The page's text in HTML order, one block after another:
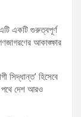
একটি গুরুত্বপূর্ণ
আকাঙ্ক্ষার
সিদ্ধান্ত’ হিসেবে
পথে দেশ আরও